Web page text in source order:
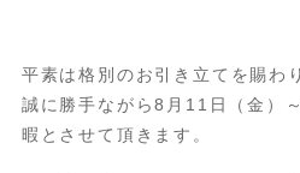
平素は格別のお引き立てを賜わ
誠に勝手ながら8月11日（金）
暇とさせて頂きます。